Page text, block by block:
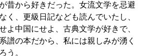
昔から好きだった。女流文学を忌避
く、更級日記なども読んでいたし、
よ中国にせよ、古典文学が好きで、
譜の本だから、私には親しみが湧く
う。